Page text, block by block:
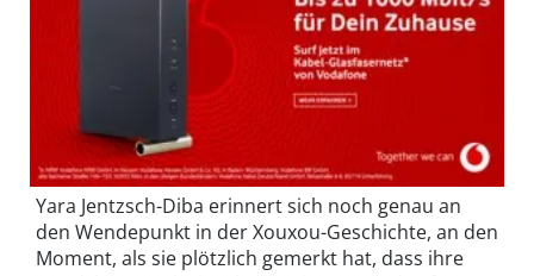
Yara Jentzsch-Diba erinnert sich noch genau an
den Wendepunkt in der Xouxou-Geschichte, an den
Moment, als sie plötzlich gemerkt hat, dass ihre